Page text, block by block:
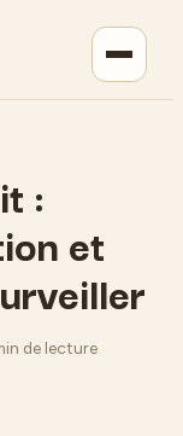
:
et
de lecture